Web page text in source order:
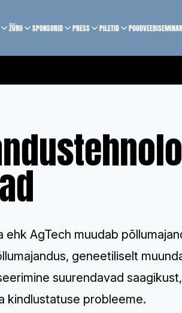
ŽÜRII SPONSORID PRESS PILETID POOD
ehk AgTech muudab
geneetiliselt
suurendavad
kindlustatuse probleeme.